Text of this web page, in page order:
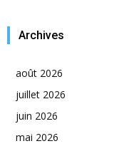
Archives
août 2026
juillet 2026
juin 2026
mai 2026